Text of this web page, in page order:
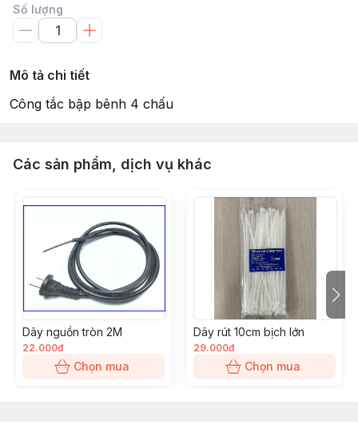
Số lượng
Mô tả chi tiết
Công tắc bập bênh 4 chấu
Các sản phẩm, dịch vụ khác
Dây nguồn tròn 2M
22.000đ
Chọn mua
Dây rút 10cm bịch lớn
29.000đ
Chọn mua